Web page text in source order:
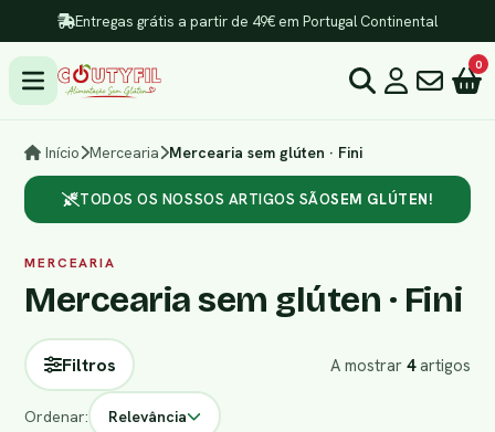
Entregas grátis a partir de 49€ em Portugal Continental
0
Início Mercearia Mercearia sem glúten · Fini
TODOS OS NOSSOS ARTIGOS SÃOSEM GLÚTEN!
MERCEARIA
Mercearia sem glúten · Fini
Filtros A mostrar 4artigos
Ordenar: Relevância